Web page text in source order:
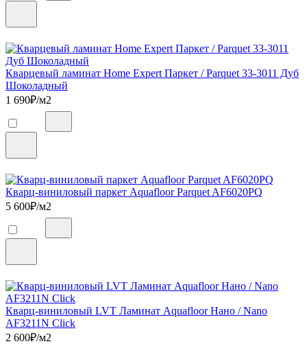
Кварцевый ламинат Home Expert Паркет / Parquet 33-3011 Дуб
Шоколадный
1 690₽/м2
Кварц-виниловый паркет Aquafloor Parquet AF6020PQ
5 600₽/м2
Кварц-виниловый LVT Ламинат Aquafloor Нано / Nano
AF3211N Click
2 600₽/м2